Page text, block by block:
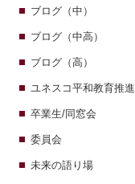
ブログ（中）
ブログ（中高）
ブログ（高）
ユネスコ平和教育推進
卒業生/同窓会
委員会
未来の語り場